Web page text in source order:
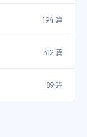
194 篇
312 篇
89 篇